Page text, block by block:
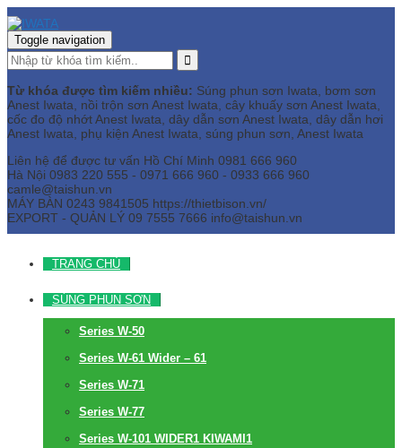
Toggle navigation
Từ khóa được tìm kiếm nhiều: Súng phun sơn Iwata, bơm sơn
Anest Iwata, nồi trộn sơn Anest Iwata, cây khuấy sơn Anest Iwata,
cốc đo độ nhớt Anest Iwata, dây dẫn sơn Anest Iwata, dây dẫn hơi
Anest Iwata, phụ kiện Anest Iwata, súng phun sơn, Anest Iwata
Liên hệ để được tư vấn Hồ Chí Minh 0981 666 960
Hà Nội 0983 220 555 - 0971 666 960 - 0933 666 960
camle@taishun.vn
MÁY BÀN 0243 9841505 https://thietbison.vn/
EXPORT - QUẢN LÝ 09 7555 7666 info@taishun.vn
TRANG CHỦ
SÚNG PHUN SƠN
Series W-50
Series W-61 Wider – 61
Series W-71
Series W-77
Series W-101 WIDER1 KIWAMI1